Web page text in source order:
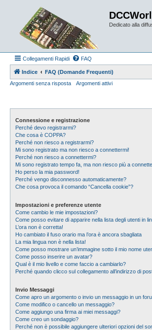
Dedicato alla
Collegamenti Rapidi FAQ
Indice
FAQ (Domande Frequenti)
Argomenti senza risposta
Argomenti attivi
Connessione e registrazione
Perché devo registrarmi?
Che cosa è COPPA?
Perché non riesco a registrarmi?
Mi sono registrato ma non riesco a connettermi!
Perché non riesco a connettermi?
Mi sono registrato tempo fa, ma non riesco più a
Ho perso la mia password!
Perché vengo disconnesso automaticamente?
Che cosa provoca il comando “Cancella cookie”?
Impostazioni e preferenze utente
Come cambio le mie impostazioni?
Come posso evitare di apparire nella lista degli utenti in
L’ora non è corretta!
Ho cambiato il fuso orario ma l’ora è ancora sbagliata
La mia lingua non è nella lista!
Come posso mostrare un’immagine sotto il mio nome
Come posso inserire un avatar?
Qual è il mio livello e come faccio a cambiarlo?
Perché quando clicco sul collegamento all’indirizzo di
Invio Messaggi
Come apro un argomento o invio un messaggio in un
Come modifico o cancello un messaggio?
Come aggiungo una firma ai miei messaggi?
Come creo un sondaggio?
Perché non è possibile aggiungere ulteriori opzioni del